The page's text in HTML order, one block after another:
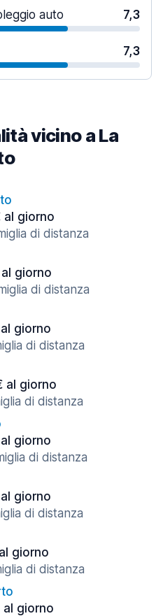
auto 7,3
7,3
vicino a La
al giorno
di distanza
giorno
di distanza
giorno
di distanza
al giorno
di distanza
giorno
di distanza
giorno
di distanza
giorno
di distanza
al giorno